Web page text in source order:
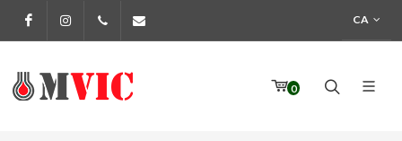
FacebookInstagram972 170 160 CA
0